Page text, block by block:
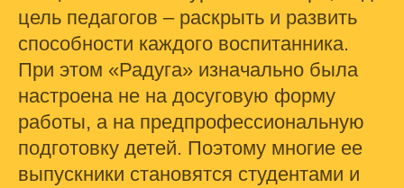
цель педагогов – раскрыть и развить
способности каждого воспитанника.
При этом «Радуга» изначально была
настроена не на досуговую форму
работы, а на предпрофессиональную
подготовку детей. Поэтому многие ее
выпускники становятся студентами и